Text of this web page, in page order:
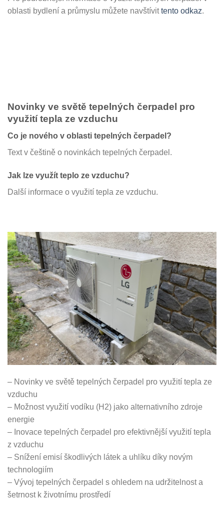
oblasti bydlení a průmyslu můžete navštívittento odkaz.
Novinky ve světě tepelných čerpadel pro
využití tepla ze vzduchu
Co je nového v oblasti tepelných čerpadel?
Text v češtině o novinkách tepelných čerpadel.
Jak lze využít teplo ze vzduchu?
Další informace o využití tepla ze vzduchu.
– Novinky ve světě tepelných čerpadel pro využití tepla ze
vzduchu
– Možnost využití vodíku (H2) jako alternativního zdroje
energie
– Inovace tepelných čerpadel pro efektivnější využití tepla
z vzduchu
– Snížení emisí škodlivých látek a uhlíku díky novým
technologiím
– Vývoj tepelných čerpadel s ohledem na udržitelnost a
šetrnost k životnímu prostředí